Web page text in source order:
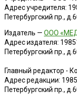
Адрес учредителя:
Петербургский пр.,
Издатель — ООО
Адрес издателя:
Петербургский пр.,
Главный редактор -
Адрес редакции:
Петербургский пр.,